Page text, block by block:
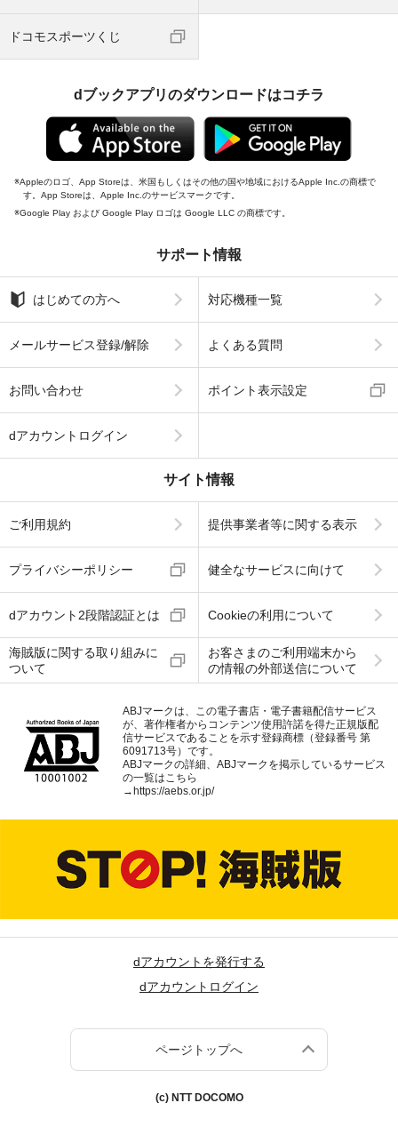
ドコモスポーツくじ
dブックアプリのダウンロードはコチラ
Appleのロゴ、App Storeは、米国もしくはその他の国や地域におけるApple Inc.の商標で
す。App Storeは、Apple Inc.のサービスマークです。
Google Play および Google Play ロゴは Google LLC の商標です。
サポート情報
はじめての方へ 対応機種一覧
メールサービス登録/解除 よくある質問
お問い合わせ ポイント表示設定
dアカウントログイン
サイト情報
ご利用規約 提供事業者等に関する表示
プライバシーポリシー 健全なサービスに向けて
dアカウント2段階認証とは Cookieの利用について
海賊版に関する取り組みに
ついて
お客さまのご利用端末から
の情報の外部送信について
ABJマークは、この電子書店・電子書籍配信サービス
が、著作権者からコンテンツ使用許諾を得た正規版配
信サービスであることを示す登録商標（登録番号 第
6091713号）です。
ABJマークの詳細、ABJマークを掲示しているサービス
の一覧はこちら
→https://aebs.or.jp/
dアカウントを発行する
dアカウントログイン
ページトップへ
(c) NTT DOCOMO